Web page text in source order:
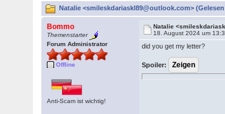
Natalie <smileskdariaskl89@outlook.com>
Bommo
Themenstarter
Forum Administrator
Offline
Anti-Scam ist wichtig!
Natalie
18. August 2024 um
did you get my letter?
Spoiler: